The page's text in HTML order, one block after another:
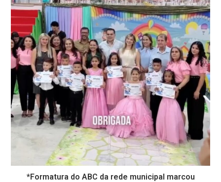
*Formatura do ABC da rede municipal marcou